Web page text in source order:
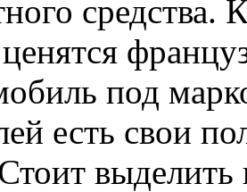
средства.
под
есть свои
выделить